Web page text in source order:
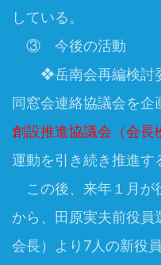
している。
③ 今後の活動
❖岳南会再編検討
同窓会連絡協議会を企
創設推進協議会（会長
運動を引き続き推進す
この後、来年１月が
から、田原実夫前役員
会長）より7人の新役